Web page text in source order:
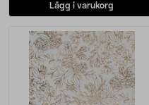
Lägg i varukorg